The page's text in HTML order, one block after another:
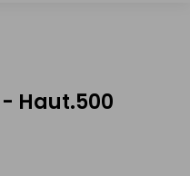
Haut.500